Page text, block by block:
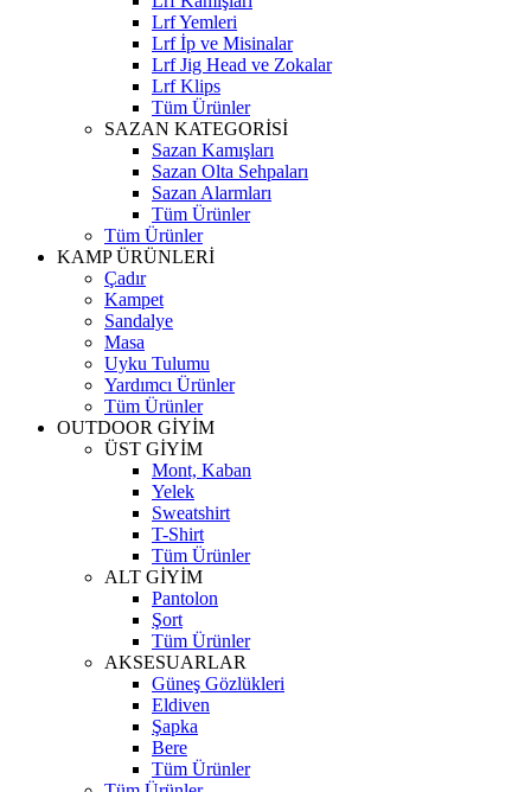
Lrf Yemleri
Lrf İp ve Misinalar
Lrf Jig Head ve Zokalar
Lrf Klips
Tüm Ürünler
SAZAN KATEGORİSİ
Sazan Kamışları
Sazan Olta Sehpaları
Sazan Alarmları
Tüm Ürünler
Tüm Ürünler
KAMP ÜRÜNLERİ
Çadır
Kampet
Sandalye
Masa
Uyku Tulumu
Yardımcı Ürünler
Tüm Ürünler
OUTDOOR GİYİM
ÜST GİYİM
Mont, Kaban
Yelek
Sweatshirt
T-Shirt
Tüm Ürünler
ALT GİYİM
Pantolon
Şort
Tüm Ürünler
AKSESUARLAR
Güneş Gözlükleri
Eldiven
Şapka
Bere
Tüm Ürünler